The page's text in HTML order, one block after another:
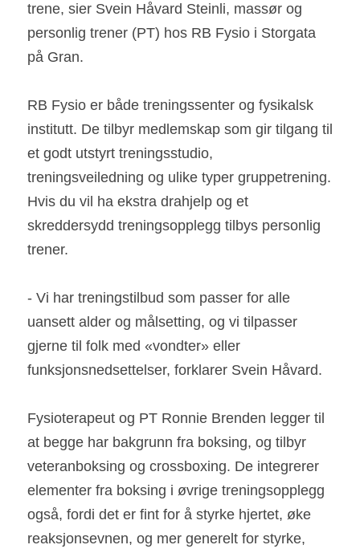
trene, sier Svein Håvard Steinli, massør og
personlig trener (PT) hos RB Fysio i Storgata
på Gran.
RB Fysio er både treningssenter og fysikalsk
institutt. De tilbyr medlemskap som gir tilgang til
et godt utstyrt treningsstudio,
treningsveiledning og ulike typer gruppetrening.
Hvis du vil ha ekstra drahjelp og et
skreddersydd treningsopplegg tilbys personlig
trener.
- Vi har treningstilbud som passer for alle
uansett alder og målsetting, og vi tilpasser
gjerne til folk med «vondter» eller
funksjonsnedsettelser, forklarer Svein Håvard.
Fysioterapeut og PT Ronnie Brenden legger til
at begge har bakgrunn fra boksing, og tilbyr
veteranboksing og crossboxing. De integrerer
elementer fra boksing i øvrige treningsopplegg
også, fordi det er fint for å styrke hjertet, øke
reaksjonsevnen, og mer generelt for styrke,